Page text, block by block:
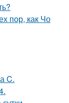
пор, как Чо
C.